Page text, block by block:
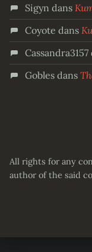
Sigyn dans
Coyote dans
Cassandra3157
Goblesdans
All rights for any
author of the said